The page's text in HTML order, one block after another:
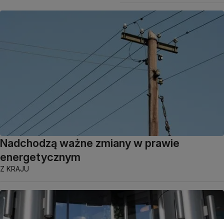
Nadchodzą ważne zmiany w prawie
energetycznym
Z KRAJU